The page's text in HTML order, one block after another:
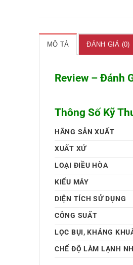
MÔ TẢ ĐÁNH GIÁ (0)
Review – Đánh
Thông Số Kỹ
HÃNG SẢN XUẤT
XUẤT XỨ
LOẠI ĐIỀU HÒA
KIỂU MÁY
DIỆN TÍCH SỬ DỤNG
CÔNG SUẤT
LỌC BỤI, KHÁNG
CHẾ ĐỘ LÀM LẠNH